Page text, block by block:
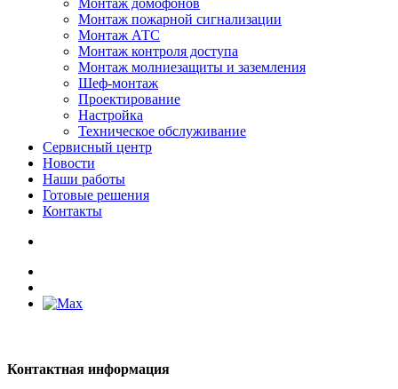
Монтаж домофонов
Монтаж пожарной сигнализации
Монтаж АТС
Монтаж контроля доступа
Монтаж молниезащиты и заземления
Шеф-монтаж
Проектирование
Настройка
Техническое обслуживание
Сервисный центр
Новости
Наши работы
Готовые решения
Контакты
Контактная информация